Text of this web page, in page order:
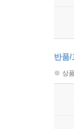
반품/
※ 상